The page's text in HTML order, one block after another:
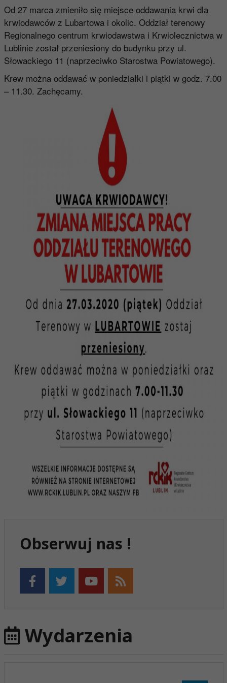
Od 27 marca zmieniło się miejsce oddawania krwi dla
krwiodawców z Lubartowa i okolic. Oddział terenowy
Regionalnego centrum krwiodawstwa i Krwiolecznictwa w
Lublinie został przeniesiony do budynku przy ul.
Słowackiego 11 (naprzeciwko Starostwa Powiatowego).
Krew można oddawać w poniedziałki i piątki w godz. 7.00
– 11.30. Zachęcamy.
Obserwuj nas !
Wydarzenia